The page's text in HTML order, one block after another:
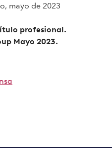
mayo de 2023
profesional.
Mayo 2023.